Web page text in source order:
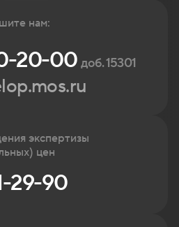
нам:
20-00доб. 15301
экспертизы
цен
29-90